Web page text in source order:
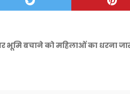
भूमि बचाने को महिलाओं का धरना